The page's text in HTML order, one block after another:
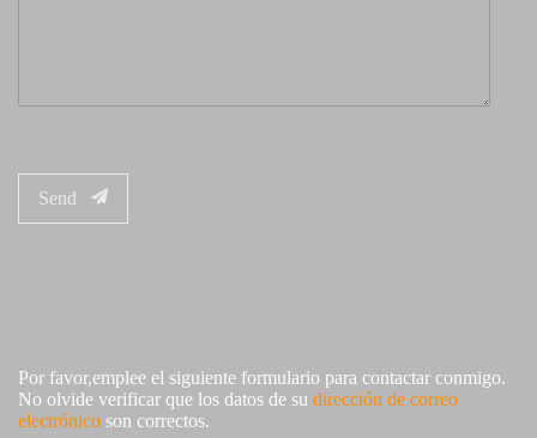
Send
Por favor,emplee el siguiente formulario para contactar conmigo.
No olvide verificar que los datos de su dirección de correo
electrónico son correctos.